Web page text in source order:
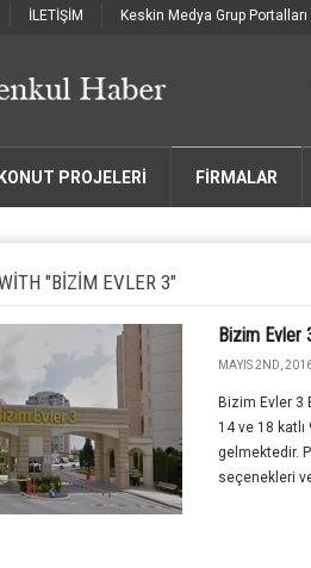
İLETİŞİM Keskin Medya Grup Portalları
KONUT PROJELERİ FIRMALAR
"BIZIM EVLER 3"
Bizim Evler
MAYIS 2ND, 2016
Bizim Evler 3
14 ve 18
gelmektedir.
seçenekleri